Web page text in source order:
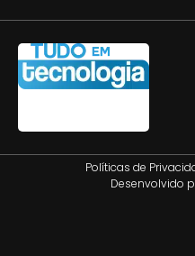
Políticas de
Desenvolvido